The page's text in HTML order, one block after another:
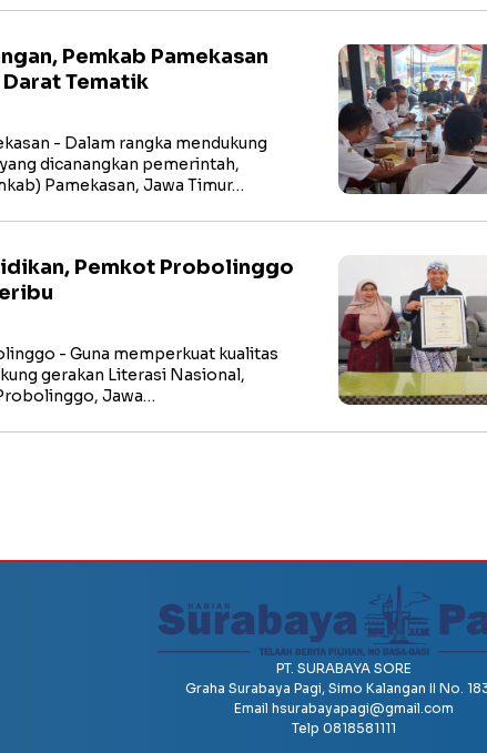
Pemkab Pamekasan
Tematik
- Dalam rangka mendukung
dicanangkan pemerintah,
Pamekasan, Jawa Timur…
Pemkot Probolinggo
- Guna memperkuat kualitas
gerakan Literasi Nasional,
Jawa…
PT. SURABAYA SORE
Graha Surabaya Pagi, Simo Kalangan II No.
Email hsurabayapagi@gmail.com
Telp 0818581111